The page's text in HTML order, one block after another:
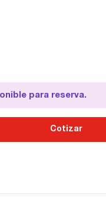
para reserva.
Cotizar